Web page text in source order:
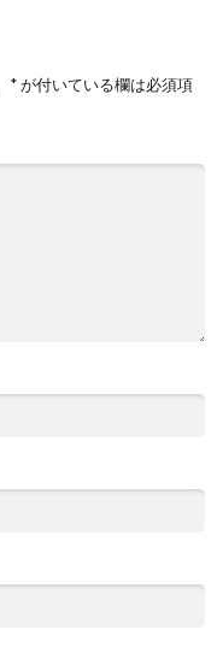
*が付いている欄は必須項